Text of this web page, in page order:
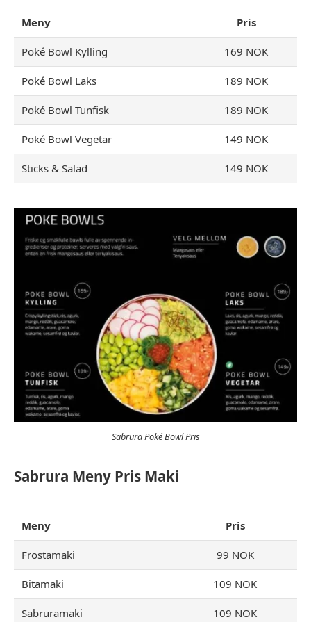
Meny Pris
Poké Bowl Kylling 169 NOK
Poké Bowl Laks 189 NOK
Poké Bowl Tunfisk 189 NOK
Poké Bowl Vegetar 149 NOK
Sticks & Salad 149 NOK
Sabrura Poké Bowl Pris
Sabrura Meny Pris Maki
Meny Pris
Frostamaki 99 NOK
Bitamaki 109 NOK
Sabruramaki 109 NOK